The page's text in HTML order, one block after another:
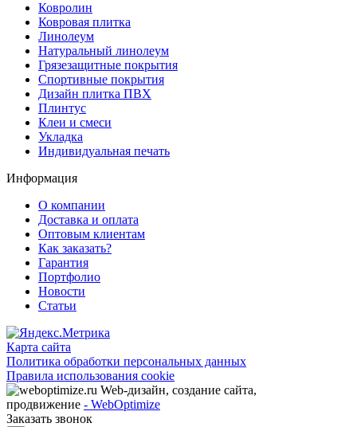
wide
range
games
features.
Ковролин
Ковровая плитка
Линолеум
Натуральный линолеум
Грязезащитные покрытия
Спортивные покрытия
Дизайн плитка ПВХ
Плинтус
Клеи и смеси
Укладка
Индивидуальная печать
Информация
О компании
Доставка и оплата
Оптовым клиентам
Как заказать?
Гарантия
Портфолио
Новости
Статьи
Карта сайта
Политика обработки персональных данных
Правила использования cookie
Web-дизайн, создание сайта,
продвижение - WebOptimize
Заказать звонок